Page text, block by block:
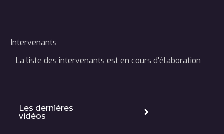
Dossier
Intervenants
La liste des intervenants est en cours d'élaboration
Les dernières
vidéos